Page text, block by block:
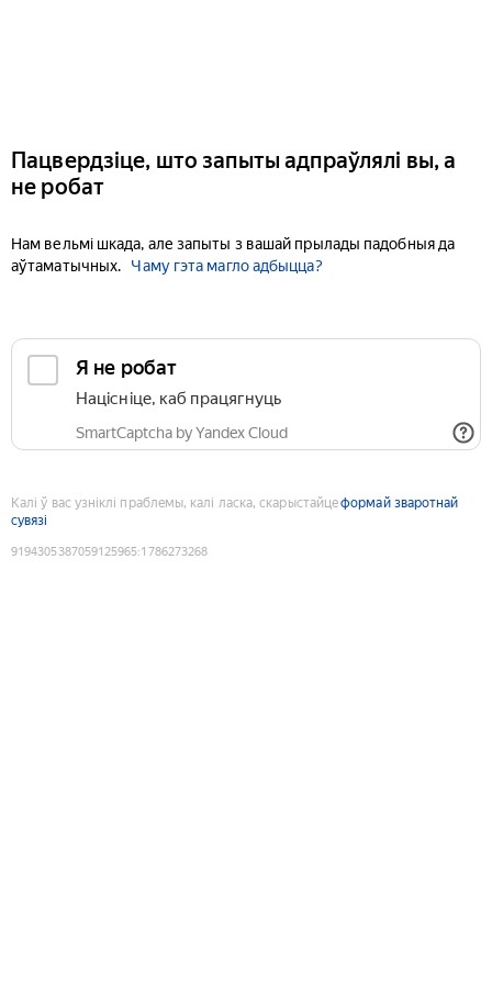
Пацвердзіце, што запыты адпраўлялі вы, а
не робат
Нам вельмі шкада, але запыты з вашай прылады падобныя да
аўтаматычных.
Чаму гэта магло адбыцца?
Я не робат
Націсніце, каб працягнуць
SmartCaptcha by Yandex Cloud
Калі ў вас узніклі праблемы, калі ласка, скарыстайцеформай зваротнай
сувязі
9194305387059125965:1786273268